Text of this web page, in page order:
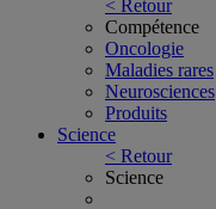
< Retour
Compétence
Oncologie
Maladies rares
Neurosciences
Produits
Science
< Retour
Science